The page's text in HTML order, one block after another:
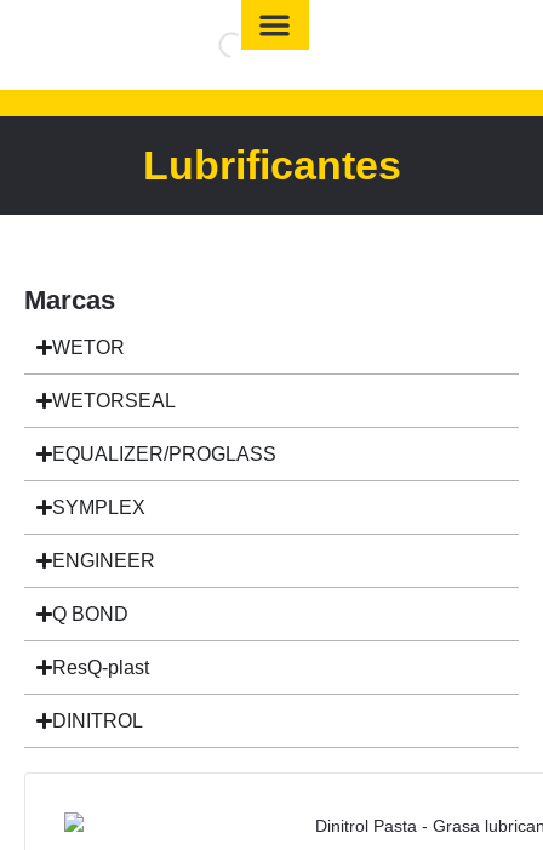
Lubrificantes
Marcas
WETOR
WETORSEAL
EQUALIZER/PROGLASS
SYMPLEX
ENGINEER
Q BOND
ResQ-plast
DINITROL